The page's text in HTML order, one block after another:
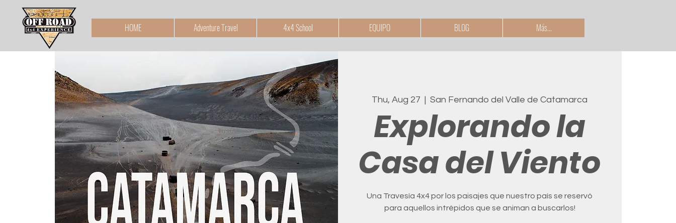
HOME Adventure Travel 4x4 School EQUIPO BLOG Más...
Thu, Aug 27
  |
San Fernando del Valle de Catamarca
Explorando la
Casa del Viento
Una Travesía 4x4 por los paisajes que nuestro país se reservó
para aquellos intrépidos que se animan a buscarlos!